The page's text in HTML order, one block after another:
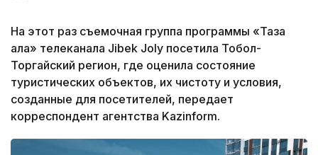
На этот раз съемочная группа программы «Таза
қала» телеканала Jibek Joly посетила Тобол-
Торгайский регион, где оценила состояние
туристических объектов, их чистоту и условия,
созданные для посетителей, передает
корреспондент агентства Kazinform.